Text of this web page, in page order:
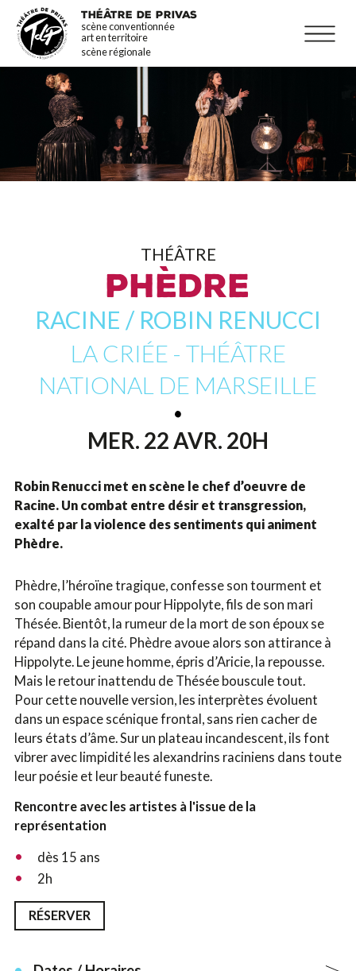
Aller
contenu
principal
THÉÂTRE DE PRIVAS
scène conventionnée
art en territoire
scène régionale
La programmation
Infos pratiques
THÉÂTRE
PHÈDRE
RACINE / ROBIN RENUCCI
LA CRIÉE - THÉÂTRE
NATIONAL DE MARSEILLE
MER. 22 AVR. 20H
Robin Renucci met en scène le chef d’oeuvre de
Racine. Un combat entre désir et transgression,
exalté par la violence des sentiments qui animent
Phèdre.
Phèdre, l’héroïne tragique, confesse son tourment et
son coupable amour pour Hippolyte, fils de son mari
Thésée. Bientôt, la rumeur de la mort de son époux se
répand dans la cité. Phèdre avoue alors son attirance à
Hippolyte. Le jeune homme, épris d’Aricie, la repousse.
Mais le retour inattendu de Thésée bouscule tout.
Pour cette nouvelle version, les interprètes évoluent
dans un espace scénique frontal, sans rien cacher de
leurs états d’âme. Sur un plateau incandescent, ils font
vibrer avec limpidité les alexandrins raciniens dans toute
leur poésie et leur beauté funeste.
Rencontre avec les artistes à l'issue de la
représentation
dès 15 ans
2h
RÉSERVER